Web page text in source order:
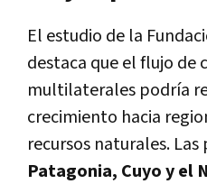
El estudio de la
destaca que el flujo de
multilaterales podría
crecimiento hacia
recursos naturales. Las
Patagonia, Cuyo y el